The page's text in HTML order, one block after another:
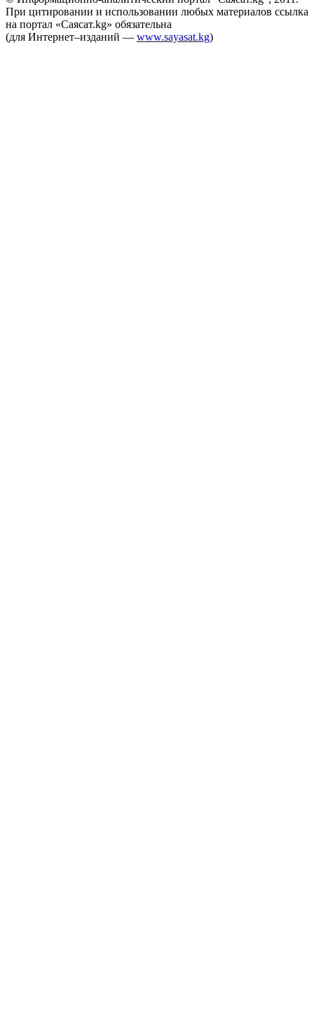
При цитировании и использовании любых материалов ссылка
на портал «Саясат.kg» обязательна
(для Интернет–изданий — www.sayasat.kg)